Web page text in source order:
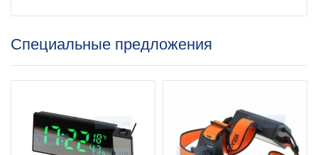
Специальные предложения